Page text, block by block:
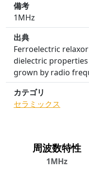
備考
1MHz
出典
Ferroelectric
dielectric properties
grown by radio
カテゴリ
セラミックス
周波数特性
1MHz